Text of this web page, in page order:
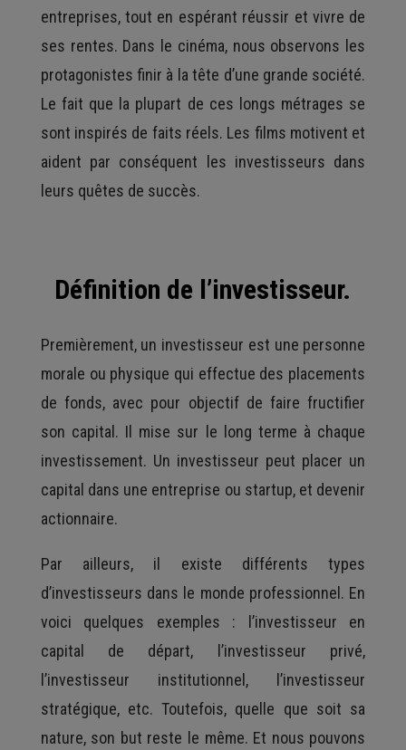
entreprises, tout en espérant réussir et vivre de
ses rentes. Dans le cinéma, nous observons les
protagonistes finir à la tête d’une grande société.
Le fait que la plupart de ces longs métrages se
sont inspirés de faits réels. Les films motivent et
aident par conséquent les investisseurs dans
leurs quêtes de succès.
Définition de l’investisseur.
Premièrement, un investisseur est une personne
morale ou physique qui effectue des placements
de fonds, avec pour objectif de faire fructifier
son capital. Il mise sur le long terme à chaque
investissement. Un investisseur peut placer un
capital dans une entreprise ou startup, et devenir
actionnaire.
Par ailleurs, il existe différents types
d’investisseurs dans le monde professionnel. En
voici quelques exemples : l’investisseur en
capital de départ, l’investisseur privé,
l’investisseur institutionnel, l’investisseur
stratégique, etc. Toutefois, quelle que soit sa
nature, son but reste le même. Et nous pouvons